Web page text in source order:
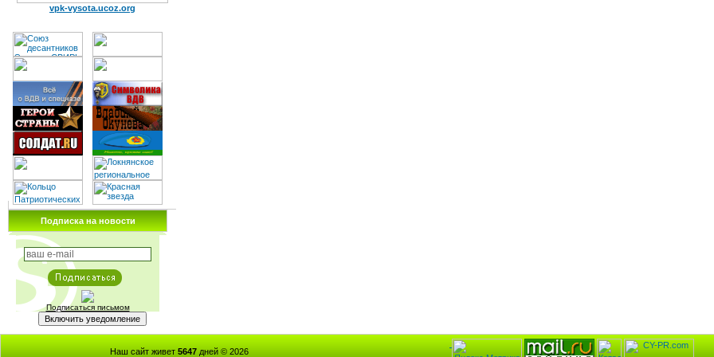
vpk-vysota.ucoz.org
Подписка на новости
Подписаться письмом
Наш сайт живет 5647дней © 2026